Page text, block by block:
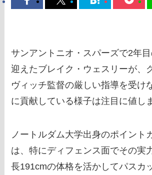
サンアントニオ・スパーズで2年
迎えたブレイク・ウェスリーが、
ヴィッチ監督の厳しい指導を受け
に貢献している様子は注目に値し
ノートルダム大学出身のポイント
は、特にディフェンス面でその実
長191cmの体格を活かしてパスカ